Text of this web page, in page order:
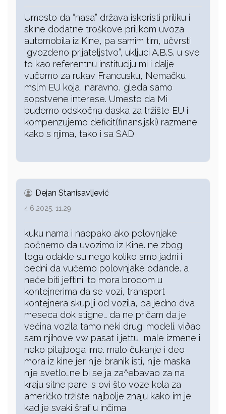
Umesto da “nasa” država iskoristi priliku i
skine dodatne troškove prilikom uvoza
automobila iz Kine, pa samim tim, učvrsti
“gvozdeno prijateljstvo”, ukljuci A.B.S. u sve
to kao referentnu instituciju mi i dalje
vučemo za rukav Francusku, Nemačku
mslm EU koja, naravno, gleda samo
sopstvene interese. Umesto da Mi
budemo odskočna daska za tržište EU i
kompenzujemo deficit(finansijski) razmene
kako s njima, tako i sa SAD
Dejan Stanisavljević
4.6.2025. 11:29
kuku nama i naopako ako polovnjake
počnemo da uvozimo iz Kine. ne zbog
toga odakle su nego koliko smo jadni i
bedni da vučemo polovnjake odande. a
neće biti jeftini. to mora brodom u
kontejnerima da se vozi, transport
kontejnera skuplji od vozila, pa jedno dva
meseca dok stigne… da ne pričam da je
većina vozila tamo neki drugi modeli. viðao
sam njihove vw pasat i jettu, male izmene i
neko pitajboga ime. malo čukanje i deo
mora iz kine jer nije branik isti, nije maska
nije svetlo…ne bi se ja za^ebavao za na
kraju sitne pare. s ovi što voze kola za
američko tržište najbolje znaju kako im je
kad je svaki šraf u inčima